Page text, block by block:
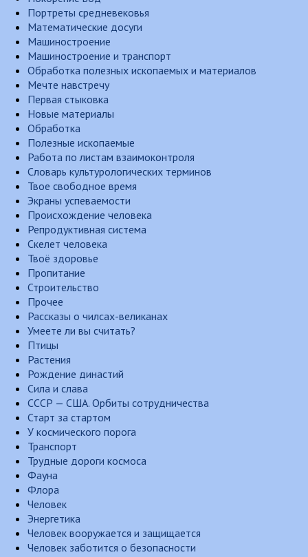
Портреты средневековья
Математические досуги
Машиностроение
Машиностроение и транспорт
Обработка полезных ископаемых и материалов
Мечте навстречу
Первая стыковка
Новые материалы
Обработка
Полезные ископаемые
Работа по листам взаимоконтроля
Словарь культурологических терминов
Твое свободное время
Экраны успеваемости
Происхождение человека
Репродуктивная система
Скелет человека
Твоё здоровье
Пропитание
Строительство
Прочее
Рассказы о чилсах-великанах
Умеете ли вы считать?
Птицы
Растения
Рождение династий
Сила и слава
СССР — США. Орбиты сотрудничества
Старт за стартом
У космического порога
Транспорт
Трудные дороги космоса
Фауна
Флора
Человек
Энергетика
Человек вооружается и защищается
Человек заботится о безопасности